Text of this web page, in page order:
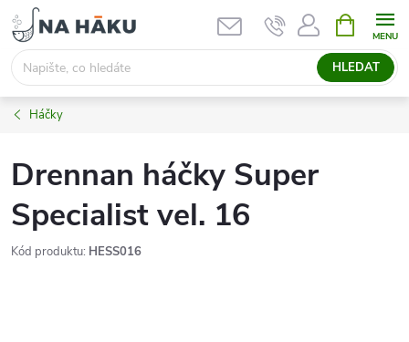
Přejít
na
obsah
HLEDAT
NÁKUPNÍ
KOŠÍK
Háčky
Drennan háčky Super
Specialist vel. 16
Kód produktu: HESS016